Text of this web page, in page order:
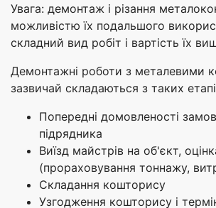
Увага: демонтаж і різання
можливістю їх подальшого
складний вид робіт і вартість їх
Демонтажні роботи з металевими
зазвичай складаються з таких
Попередні домовленості
підрядника
Виїзд майстрів на об'єкт,
(прораховування тоннажу,
Складання кошторису
Узгодження кошторису і